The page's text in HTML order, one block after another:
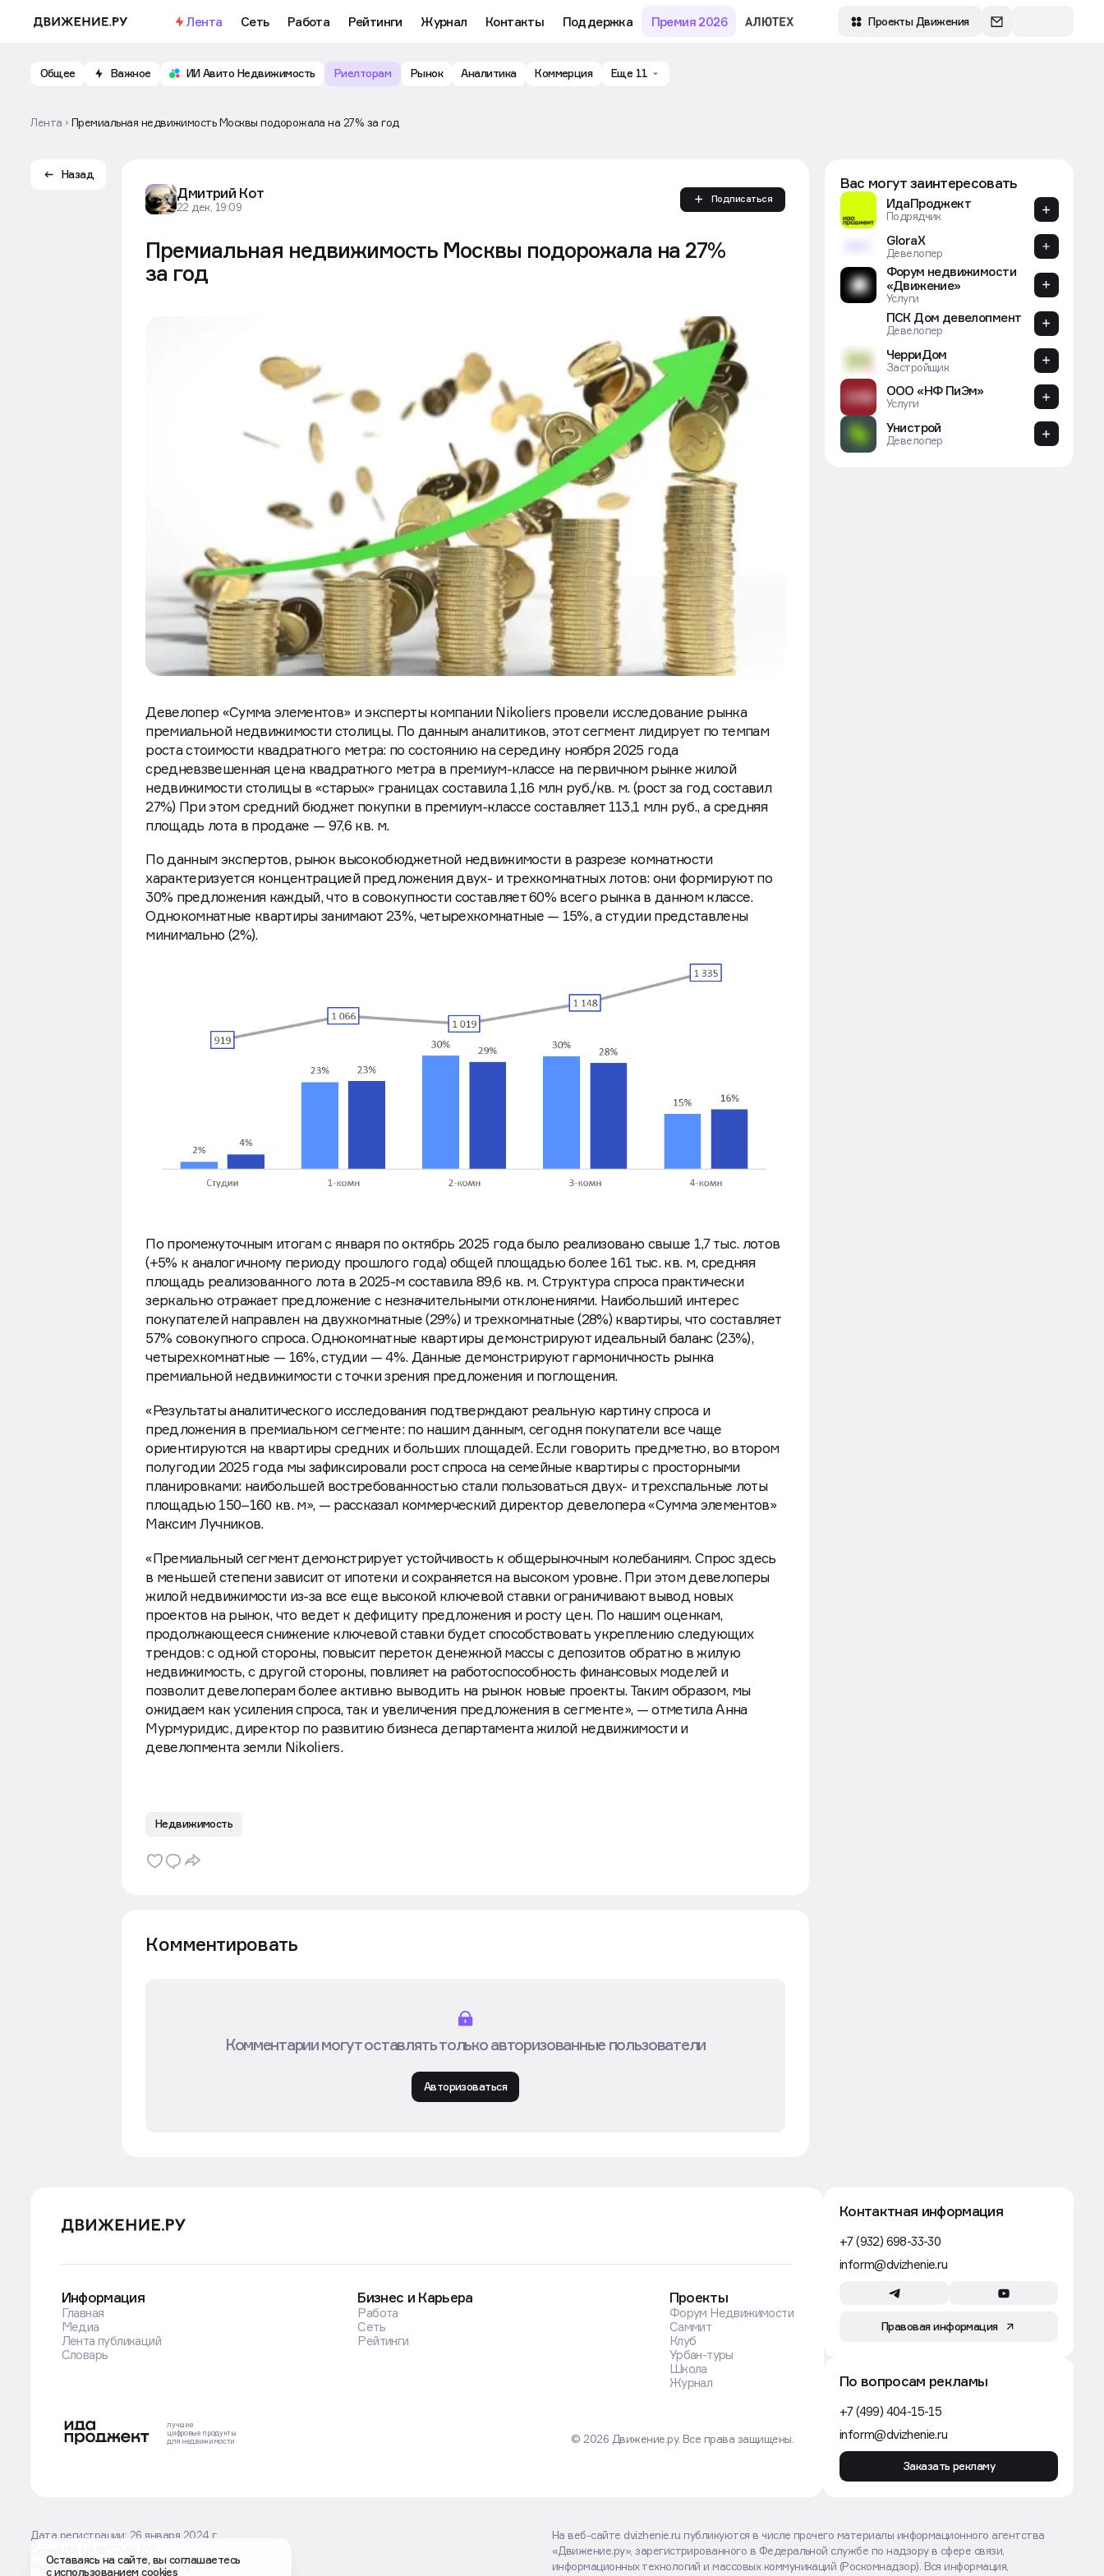
Лента Сеть Работа Рейтинги Журнал Контакты Поддержка Премия 2026 Проекты Движения
Общее Важное ИИ Авито Недвижимость Риелторам Рынок Аналитика Коммерция Еще 11
Лента Премиальная недвижимость Москвы подорожала на 27% за год
Назад
Дмитрий Кот
22 дек, 19:09
Подписаться
Премиальная недвижимость Москвы подорожала на 27%
за год
Девелопер «Сумма элементов» и эксперты компании Nikoliers провели исследование рынка
премиальной недвижимости столицы. По данным аналитиков, этот сегмент лидирует по темпам
роста стоимости квадратного метра: по состоянию на середину ноября 2025 года
средневзвешенная цена квадратного метра в премиум-классе на первичном рынке жилой
недвижимости столицы в «старых» границах составила 1,16 млн руб./кв. м. (рост за год составил
27%) При этом средний бюджет покупки в премиум-классе составляет 113,1 млн руб., а средняя
площадь лота в продаже — 97,6 кв. м.
По данным экспертов, рынок высокобюджетной недвижимости в разрезе комнатности
характеризуется концентрацией предложения двух- и трехкомнатных лотов: они формируют по
30% предложения каждый, что в совокупности составляет 60% всего рынка в данном классе.
Однокомнатные квартиры занимают 23%, четырехкомнатные — 15%, а студии представлены
минимально (2%).
По промежуточным итогам с января по октябрь 2025 года было реализовано свыше 1,7 тыс. лотов
(+5% к аналогичному периоду прошлого года) общей площадью более 161 тыс. кв. м, средняя
площадь реализованного лота в 2025-м составила 89,6 кв. м. Структура спроса практически
зеркально отражает предложение с незначительными отклонениями. Наибольший интерес
покупателей направлен на двухкомнатные (29%) и трехкомнатные (28%) квартиры, что составляет
57% совокупного спроса. Однокомнатные квартиры демонстрируют идеальный баланс (23%),
четырехкомнатные — 16%, студии — 4%. Данные демонстрируют гармоничность рынка
премиальной недвижимости с точки зрения предложения и поглощения.
«Результаты аналитического исследования подтверждают реальную картину спроса и
предложения в премиальном сегменте: по нашим данным, сегодня покупатели все чаще
ориентируются на квартиры средних и больших площадей. Если говорить предметно, во втором
полугодии 2025 года мы зафиксировали рост спроса на семейные квартиры с просторными
планировками: наибольшей востребованностью стали пользоваться двух- и трехспальные лоты
площадью 150–160 кв. м», — рассказал коммерческий директор девелопера «Сумма элементов»
Максим Лучников.
«Премиальный сегмент демонстрирует устойчивость к общерыночным колебаниям. Спрос здесь
в меньшей степени зависит от ипотеки и сохраняется на высоком уровне. При этом девелоперы
жилой недвижимости из-за все еще высокой ключевой ставки ограничивают вывод новых
проектов на рынок, что ведет к дефициту предложения и росту цен. По нашим оценкам,
продолжающееся снижение ключевой ставки будет способствовать укреплению следующих
трендов: с одной стороны, повысит переток денежной массы с депозитов обратно в жилую
недвижимость, с другой стороны, повлияет на работоспособность финансовых моделей и
позволит девелоперам более активно выводить на рынок новые проекты. Таким образом, мы
ожидаем как усиления спроса, так и увеличения предложения в сегменте», — отметила Анна
Мурмуридис, директор по развитию бизнеса департамента жилой недвижимости и
девелопмента земли Nikoliers.
Недвижимость
Комментировать
Комментарии могут оставлять только авторизованные пользователи
Авторизоваться
Вас могут заинтересовать
ИдаПроджект
Подрядчик
GloraX
Девелопер
Форум недвижимости
«Движение»
Услуги
ПСК Дом девелопмент
Девелопер
ЧерриДом
Застройщик
ООО «НФ ПиЭм»
Услуги
Унистрой
Девелопер
Информация
Главная
Медиа
Лента публикаций
Словарь
Бизнес и Карьера
Работа
Сеть
Рейтинги
Проекты
Форум Недвижимости
Саммит
Клуб
Урбан-туры
Школа
Журнал
лучшие
цифровые продукты
для недвижимости
© 2026 Движение.ру. Все права защищены.
Контактная информация
+7 (932) 698-33-30
inform@dvizhenie.ru
Правовая информация
По вопросам рекламы
+7 (499) 404-15-15
inform@dvizhenie.ru
Заказать рекламу
Дата регистрации: 26 января 2024 г.
Учредитель: ООО Движение.ру
На веб-сайте dvizhenie.ru публикуются в числе прочего материалы информационного агентства
«Движение.ру», зарегистрированного в Федеральной службе по надзору в сфере связи,
информационных технологий и массовых коммуникаций (Роскомнадзор). Вся информация,
Оставаясь на сайте, вы соглашаетесь
с использованием cookies